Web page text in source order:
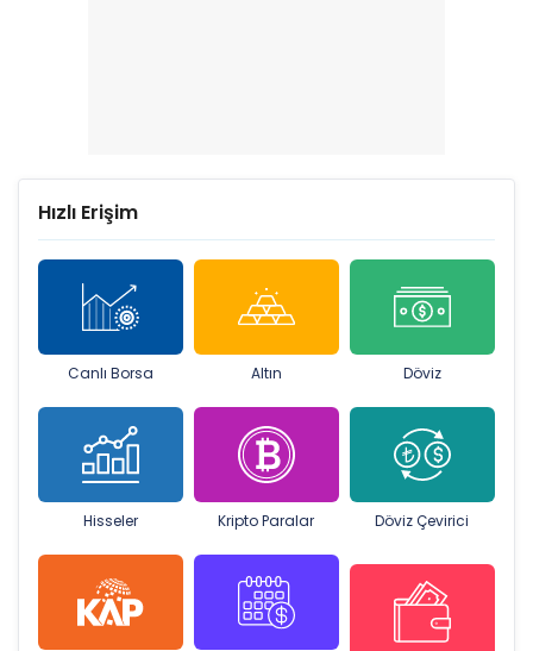
Hızlı Erişim
Canlı Borsa Altın Döviz
Hisseler Kripto Paralar Döviz Çevirici